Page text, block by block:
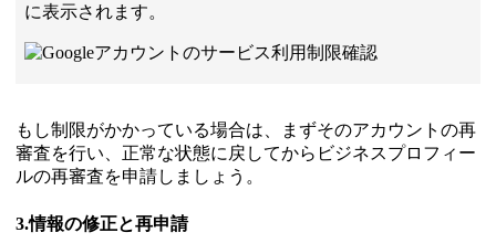
に表示されます。
もし制限がかかっている場合は、まずそのアカウントの再
審査を行い、正常な状態に戻してからビジネスプロフィー
ルの再審査を申請しましょう。
3.情報の修正と再申請